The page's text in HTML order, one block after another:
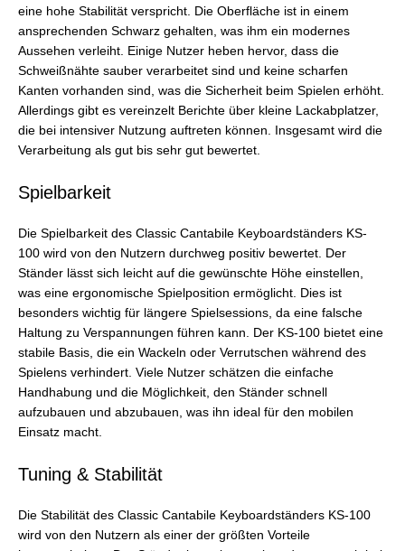
eine hohe Stabilität verspricht. Die Oberfläche ist in einem
ansprechenden Schwarz gehalten, was ihm ein modernes
Aussehen verleiht. Einige Nutzer heben hervor, dass die
Schweißnähte sauber verarbeitet sind und keine scharfen
Kanten vorhanden sind, was die Sicherheit beim Spielen erhöht.
Allerdings gibt es vereinzelt Berichte über kleine Lackabplatzer,
die bei intensiver Nutzung auftreten können. Insgesamt wird die
Verarbeitung als gut bis sehr gut bewertet.
Spielbarkeit
Die Spielbarkeit des Classic Cantabile Keyboardständers KS-
100 wird von den Nutzern durchweg positiv bewertet. Der
Ständer lässt sich leicht auf die gewünschte Höhe einstellen,
was eine ergonomische Spielposition ermöglicht. Dies ist
besonders wichtig für längere Spielsessions, da eine falsche
Haltung zu Verspannungen führen kann. Der KS-100 bietet eine
stabile Basis, die ein Wackeln oder Verrutschen während des
Spielens verhindert. Viele Nutzer schätzen die einfache
Handhabung und die Möglichkeit, den Ständer schnell
aufzubauen und abzubauen, was ihn ideal für den mobilen
Einsatz macht.
Tuning & Stabilität
Die Stabilität des Classic Cantabile Keyboardständers KS-100
wird von den Nutzern als einer der größten Vorteile